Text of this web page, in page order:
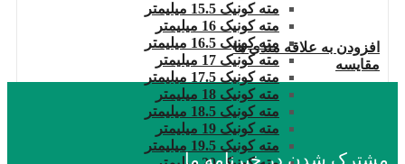
مته کونیک 15.5 میلیمتر
مته کونیک 16 میلیمتر
مته کونیک 16.5 میلیمتر
مته کونیک 17 میلیمتر
مته کونیک 17.5 میلیمتر
مته کونیک 18 میلیمتر
مته کونیک 18.5 میلیمتر
مته کونیک 19 میلیمتر
مته کونیک 19.5 میلیمتر
افزودن به علاقه مندی ها
مقایسه
مشترک شدن در خبرنامه ما